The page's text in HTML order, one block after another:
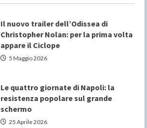
Il nuovo trailer dell’Odissea di
Christopher Nolan: per la prima volta
appare il Ciclope
5 Maggio 2026
Le quattro giornate di Napoli: la
resistenza popolare sul grande
schermo
25 Aprile 2026